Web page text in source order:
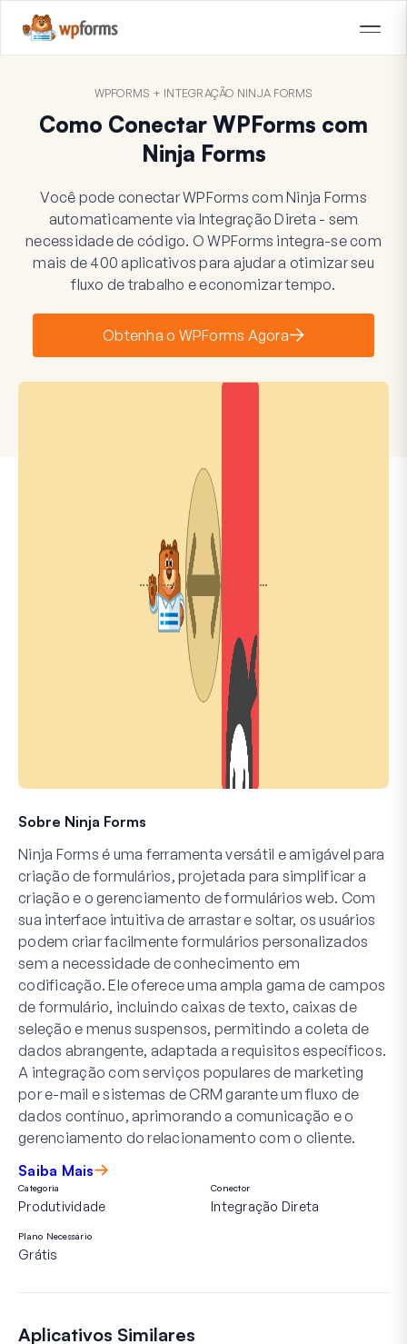
WPFORMS + INTEGRAÇÃO NINJA FORMS
Como Conectar WPForms com
Ninja Forms
Você pode conectar WPForms com Ninja Forms
automaticamente via Integração Direta - sem
necessidade de código. O WPForms integra-se com
mais de 400 aplicativos para ajudar a otimizar seu
fluxo de trabalho e economizar tempo.
Obtenha o WPForms Agora
Sobre Ninja Forms
Ninja Forms é uma ferramenta versátil e amigável para
criação de formulários, projetada para simplificar a
criação e o gerenciamento de formulários web. Com
sua interface intuitiva de arrastar e soltar, os usuários
podem criar facilmente formulários personalizados
sem a necessidade de conhecimento em
codificação. Ele oferece uma ampla gama de campos
de formulário, incluindo caixas de texto, caixas de
seleção e menus suspensos, permitindo a coleta de
dados abrangente, adaptada a requisitos específicos.
A integração com serviços populares de marketing
por e-mail e sistemas de CRM garante um fluxo de
dados contínuo, aprimorando a comunicação e o
gerenciamento do relacionamento com o cliente.
Saiba Mais
Categoria
Produtividade
Conector
Integração Direta
Plano Necessário
Grátis
Aplicativos Similares